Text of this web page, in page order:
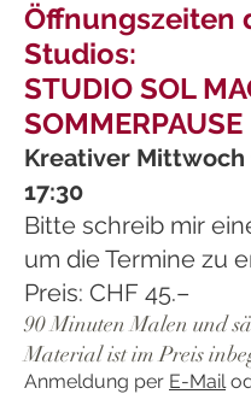
Öffnungszeiten
Studios:
STUDIO SOL
SOMMERPAUSE
Kreativer Mittwoch
17:30
Bitte schreib mir
um die Termine zu
Preis: CHF 45.–
90 Minuten Malen und
Material ist im Preis
Anmeldung per E-Mail